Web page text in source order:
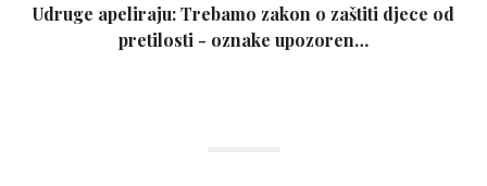
Udruge apeliraju: Trebamo zakon o zaštiti djece od
pretilosti - oznake upozoren…